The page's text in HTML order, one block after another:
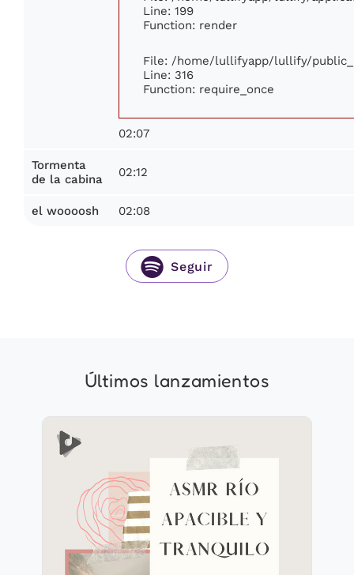
Line: 199
Function: render
File: /home/lullifyapp/lullify/
Line: 316
Function: require_once
02:07
Tormenta
de la cabina
02:12
el woooosh 02:08
Seguir
Últimos lanzamientos
ASMR Río Apacible y
Tranquilo
Información